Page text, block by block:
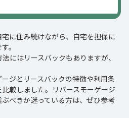
に住み続けながら、自宅を担保に
。
にはリースバックもありますが、
ジとリースバックの特徴や利用条
較しました。リバースモーゲージ
べきか迷っている方は、ぜひ参考